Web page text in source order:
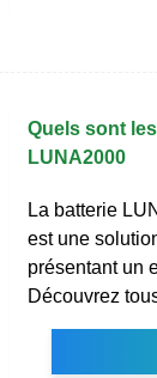
Quels sont
LUNA2000
La batterie
est une
présentant un
Découvrez